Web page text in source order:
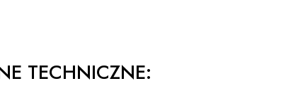
TECHNICZNE: